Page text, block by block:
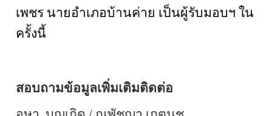
เพชร นายอำเภอบ้านค่าย เป็นผู้รับมอบฯ ใน
ครั้งนี้
สอบถามข้อมูลเพิ่มเติมติดต่อ